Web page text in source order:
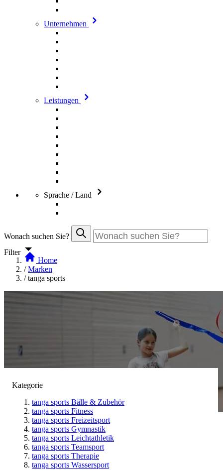
Unternehmen
Leistungen
Sprache / Land
Wonach suchen Sie?
Filter
Kategorie
tanga sports Bälle & Zubehör
tanga sports Fitness
tanga sports Freizeitsport
tanga sports Gymnastik
tanga sports Leichtathletik
tanga sports Teamsport
tanga sports Therapie
tanga sports Wassersport
Home
/ Marken
/ tanga sports
tanga sports
(Artikel 129- 160von251)
Kategorien & Filter